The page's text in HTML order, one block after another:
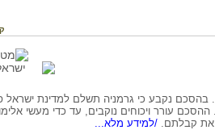
בהסכם נקבע כי גרמניה תשלם למדינת
עורר ויכוחים נוקבים, עד כדי מעשי
את קבלתם. /למידע מלא...